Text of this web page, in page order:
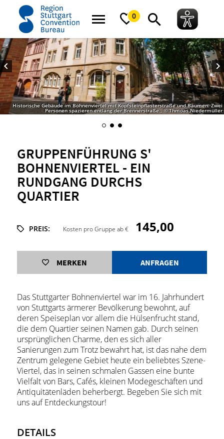
0
Startseite Gruppenführung S' Bohnenviertel - Ein Rundgang durchs Quartier
Historische Gebäude im Bohnenviertel mit Kopfsteinpflasterstraße und Bäumen. Zwei
Personen spazieren entlang der Brennerstraße., © Thmoas Niedermüller
GRUPPENFÜHRUNG S'
BOHNENVIERTEL - EIN
RUNDGANG DURCHS
QUARTIER
PREIS: Kosten pro Gruppe ab € 145,00
MERKEN ANFRAGEN
Das Stuttgarter Bohnenviertel war im 16. Jahrhundert
von Stuttgarts ärmerer Bevölkerung bewohnt, auf
deren Speiseplan vor allem die Hülsenfrucht stand,
die dem Quartier seinen Namen gab. Durch seinen
ursprünglichen Charme, den es sich aller
Sanierungen zum Trotz bewahrt hat, ist das nahe dem
Zentrum gelegene Gebiet heute ein beliebtes Szene-
Viertel, das in seinen schmalen Gassen eine bunte
Vielfalt von Bars, Cafés, kleinen Modegeschäften und
Antiquitätenläden beherbergt. Begeben Sie sich mit
uns auf Entdeckungstour!
DETAILS